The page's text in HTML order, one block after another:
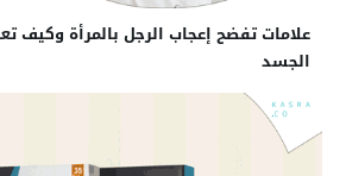
علامات تفضح إعجاب الرجل بالمرأة وكيف
الجسد